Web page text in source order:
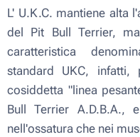
L' U.K.C. mantiene alta
del Pit Bull Terrier,
caratteristica
standard UKC,
cosiddetta "linea
Bull Terrier A.D.B.A.,
nell'ossatura che nei